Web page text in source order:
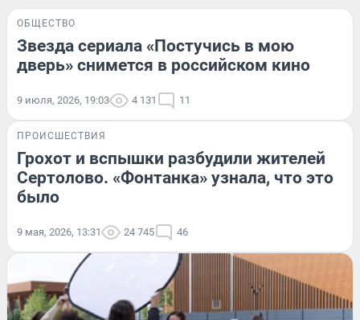
ОБЩЕСТВО
Звезда сериала «Постучись в мою
дверь» снимется в российском кино
9 июля, 2026, 19:03 4 131 11
ПРОИСШЕСТВИЯ
Грохот и вспышки разбудили жителей
Сертолово. «Фонтанка» узнала, что это
было
9 мая, 2026, 13:31 24 745 46